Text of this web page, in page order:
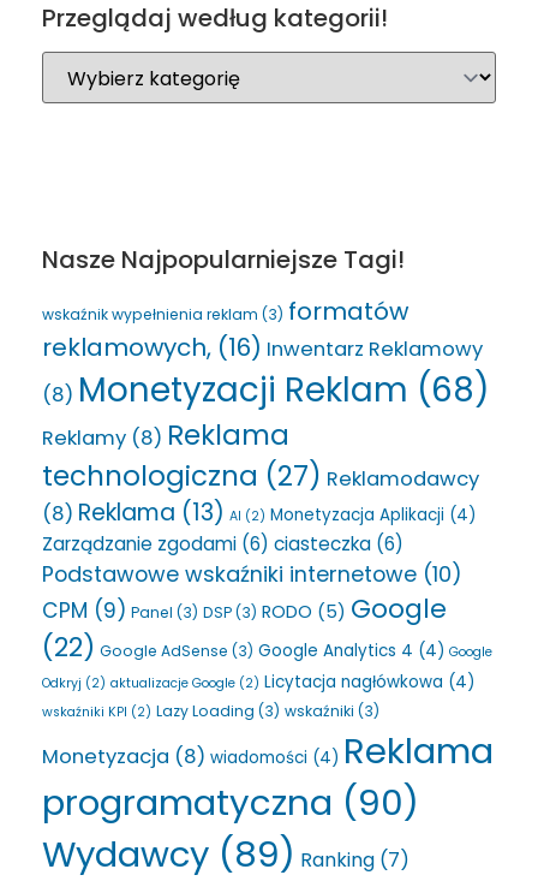
Przeglądaj według kategorii!
Nasze Najpopularniejsze Tagi!
wskaźnik wypełnienia reklam (3) formatów
reklamowych, (16) Inwentarz Reklamowy
(8) Monetyzacji Reklam (68)
Reklamy (8) Reklama
technologiczna (27) Reklamodawcy
(8) Reklama (13) AI (2) Monetyzacja Aplikacji (4)
Zarządzanie zgodami (6) ciasteczka (6)
Podstawowe wskaźniki internetowe (10)
CPM (9) Panel (3) DSP(3) RODO (5) Google
(22) Google AdSense (3) Google Analytics 4 (4) Google
Odkryj (2) aktualizacje Google (2) Licytacja nagłówkowa (4)
wskaźniki KPI (2) Lazy Loading (3) wskaźniki (3)
Monetyzacja (8) wiadomości (4) Reklama
programatyczna (90)
Wydawcy (89) Ranking (7)